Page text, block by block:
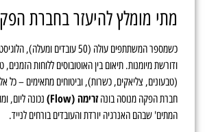
מתי מומלץ להיעזר בחברת
כשמספר המשתתפים עולה (50 עובדים
ודורשת מיומנות. תיאום בין האוטובוסים ללוחות הזמנים,
(טבעונים, צליאקים, כשרות), וביטוחים מתאימים – כל
חברת הפקה מנוסה בונהזרימה (Flow)
נכונה ליום,
המתים' שבהם האנרגיה יורדת והעובדים בורחים לנייד.